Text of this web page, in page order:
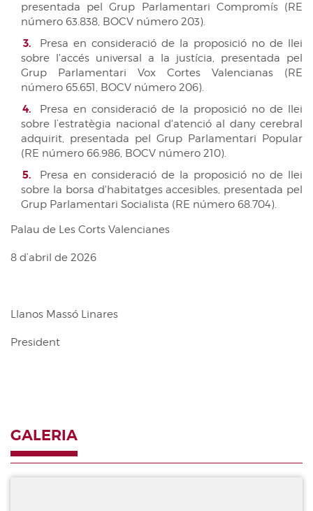
Temes de les Corts Valencianes
Altres publicacions
Informació i venda
presentada pel Grup Parlamentari Compromís (RE
número 63.838, BOCV número 203).
Presa en consideració de la proposició no de llei
sobre l'accés universal a la justícia, presentada pel
Grup Parlamentari Vox Cortes Valencianas (RE
número 65.651, BOCV número 206).
Presa en consideració de la proposició no de llei
sobre l’estratègia nacional d'atenció al dany cerebral
adquirit, presentada pel Grup Parlamentari Popular
(RE número 66.986, BOCV número 210).
Presa en consideració de la proposició no de llei
sobre la borsa d'habitatges accesibles, presentada pel
Grup Parlamentari Socialista (RE número 68.704).
Palau de Les Corts Valencianes
8 d’abril de 2026
Llanos Massó Linares
President
GALERIA
Galeria